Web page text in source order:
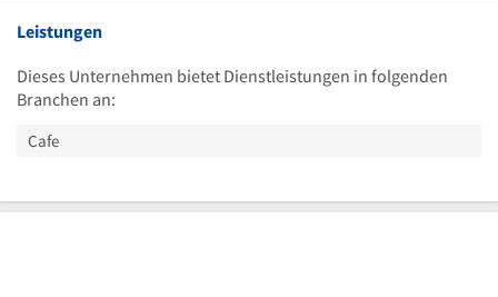
Leistungen
Dieses Unternehmen bietet Dienstleistungen in folgenden
Branchen an:
Cafe